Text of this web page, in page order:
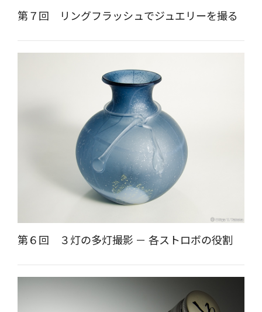
第７回 リングフラッシュでジュエリーを撮る
第６回 ３灯の多灯撮影 － 各ストロボの役割